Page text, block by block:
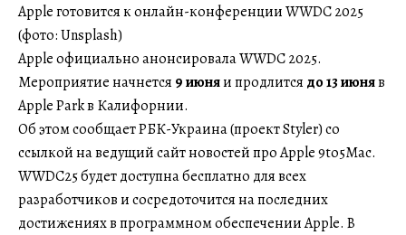
Apple готовится к онлайн-конференции WWDC 2025
(фото: Unsplash)
Apple официально анонсировала WWDC 2025.
Мероприятие начнется 9 июняи продлится до 13 июняв
Apple Park в Калифорнии.
Об этом сообщает РБК-Украина (проект Styler) со
ссылкой на ведущий сайт новостей про Apple 9to5Mac.
WWDC25 будет доступна бесплатно для всех
разработчиков и сосредоточится на последних
достижениях в программном обеспечении Apple. В